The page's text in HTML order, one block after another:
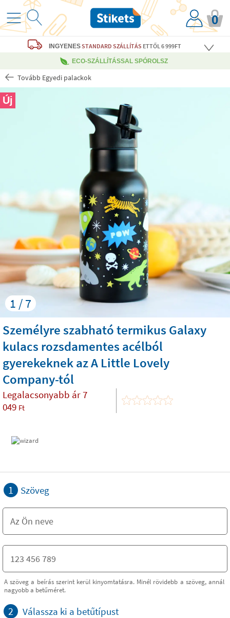
0
INGYENESSTANDARD SZÁLLÍTÁS ETTŐL 6 999FT
ECO-SZÁLLÍTÁSSAL SPÓROLSZ
Tovább Egyedi palackok
1 / 7
Új
Személyre szabható termikus Galaxy
kulacs rozsdamentes acélból
gyerekeknek az A Little Lovely
Company-tól
Legalacsonyabb ár7
049 Ft
1 Szöveg
A szöveg a beírás szerint kerül kinyomtatásra. Minél rövidebb a szöveg, annál
nagyobb a betűméret.
2 Válassza ki a betűtípust